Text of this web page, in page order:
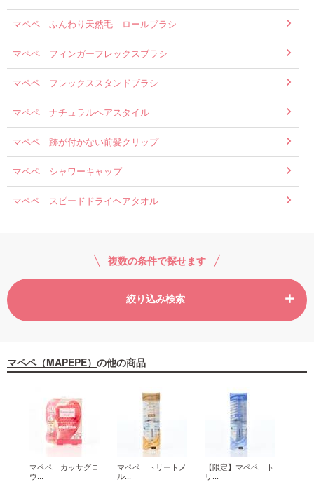
マペペ ふんわり天然毛 ロールブラシ
マペペ フィンガーフレックスブラシ
マペペ フレックススタンドブラシ
マペペ ナチュラルヘアスタイル
マペペ 跡が付かない前髪クリップ
マペペ シャワーキャップ
マペペ スピードドライヘアタオル
複数の条件で探せます
絞り込み検索
マペペ（MAPEPE） の他の商品
マペペ カッサグロ
ウ...
マペペ トリートメ
ル...
【限定】マペペ ト
リ...